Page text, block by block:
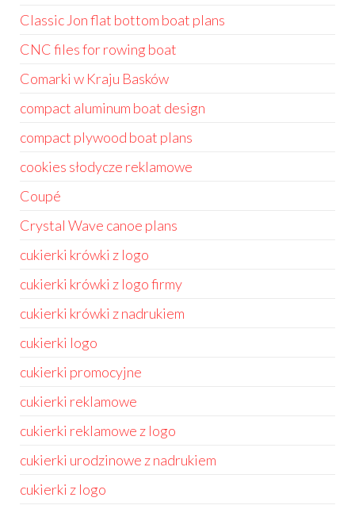
Classic Jon flat bottom boat plans
CNC files for rowing boat
Comarki w Kraju Basków
compact aluminum boat design
compact plywood boat plans
cookies słodycze reklamowe
Coupé
Crystal Wave canoe plans
cukierki krówki z logo
cukierki krówki z logo firmy
cukierki krówki z nadrukiem
cukierki logo
cukierki promocyjne
cukierki reklamowe
cukierki reklamowe z logo
cukierki urodzinowe z nadrukiem
cukierki z logo